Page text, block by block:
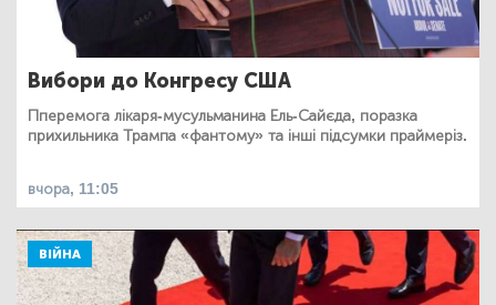
Вибори до Конгресу США
Пперемога лікаря-мусульманина Ель-Сайєда, поразка
прихильника Трампа «фантому» та інші підсумки праймеріз.
вчора, 11:05
ВІЙНА